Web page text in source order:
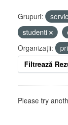
Grupuri:
studenti
Organizații:
Filtrează
Please try